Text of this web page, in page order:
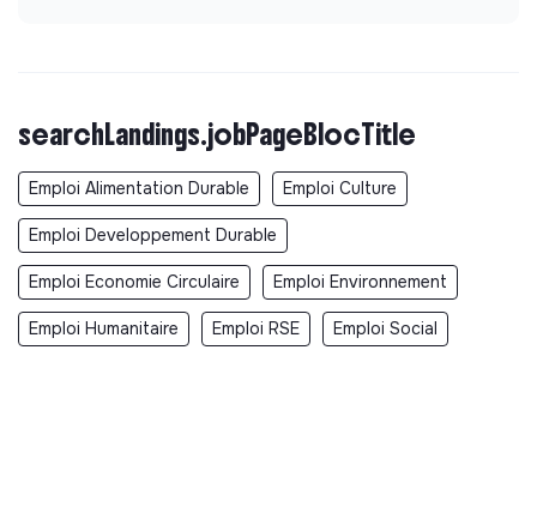
searchLandings.jobPageBlocTitle
Emploi Alimentation Durable Emploi Culture
Emploi Developpement Durable
Emploi Economie Circulaire Emploi Environnement
Emploi Humanitaire Emploi RSE Emploi Social